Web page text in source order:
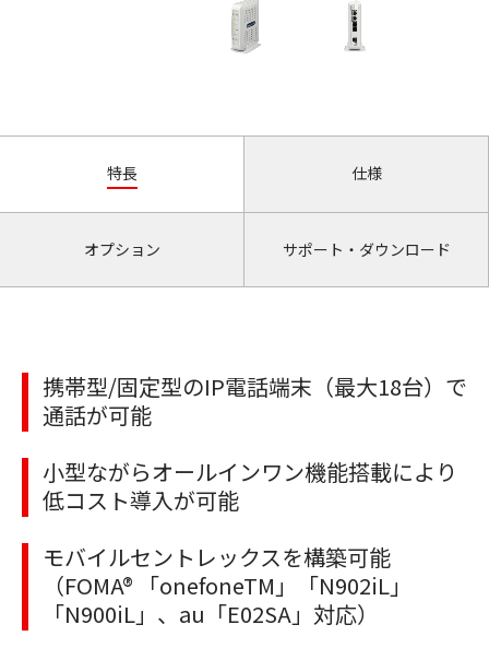
特長 仕様
オプション サポート・ダウンロード
携帯型/固定型のIP電話端末（最大18台）で
通話が可能
小型ながらオールインワン機能搭載により
低コスト導入が可能
モバイルセントレックスを構築可能
（FOMA® 「onefoneTM」「N902iL」
「N900iL」、au「E02SA」対応）